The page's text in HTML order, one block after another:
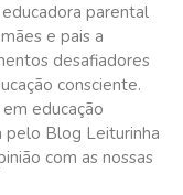
parental
e pais a
desafiadores
consciente.
educação
pelo Blog Leiturinha
com as nossas